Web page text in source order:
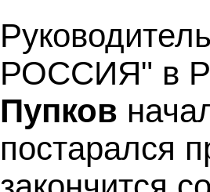
РОССИЯ" в
Пупков
постарался